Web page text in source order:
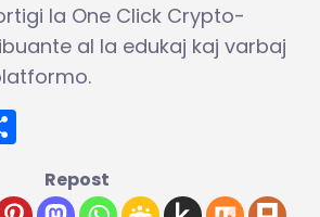
la One Click Crypto-
al la edukaj kaj varbaj
Repost